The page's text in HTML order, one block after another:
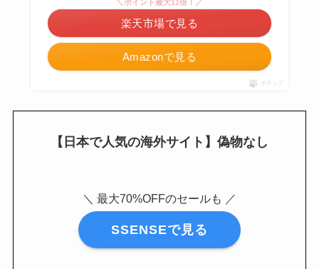
Amazonで見る
＼ポイント最大11倍！／
楽天市場で見る
ポチップ
【日本で人気の海外サイト】偽物なし
＼ 最大70%OFFのセールも ／
SSENSEで見る